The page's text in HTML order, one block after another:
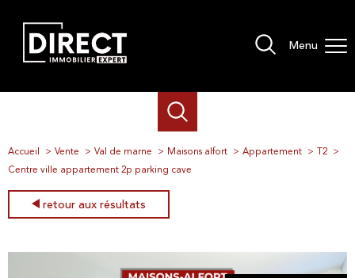
Menu
Accueil Vente Val de marne Maisons alfort Appartement
T2
Centre ville appartement 2p parking cave
retour aux résultats